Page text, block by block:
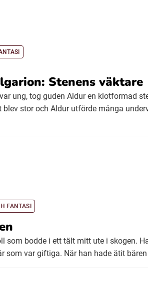
Stenens väktare
ung, tog guden Aldur en klotformad
blev stor och Aldur utförde många
FANTASI
som bodde i ett tält mitt ute i skogen.
som var giftiga. När han hade ätit